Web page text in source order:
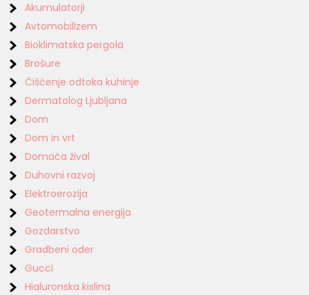
Akumulatorji
Avtomobilizem
Bioklimatska pergola
Brošure
Čiščenje odtoka kuhinje
Dermatolog Ljubljana
Dom
Dom in vrt
Domača žival
Duhovni razvoj
Elektroerozija
Geotermalna energija
Gozdarstvo
Gradbeni oder
Gucci
Hialuronska kislina